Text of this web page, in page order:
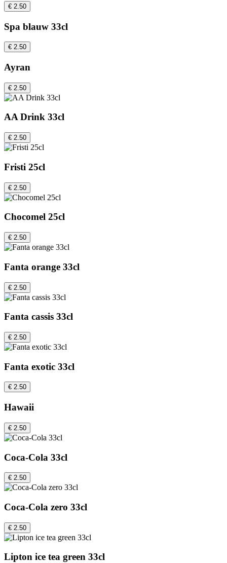
€ 2.50
Spa blauw 33cl
€ 2.50
Ayran
€ 2.50
AA Drink 33cl
€ 2.50
Fristi 25cl
€ 2.50
Chocomel 25cl
€ 2.50
Fanta orange 33cl
€ 2.50
Fanta cassis 33cl
€ 2.50
Fanta exotic 33cl
€ 2.50
Hawaii
€ 2.50
Coca-Cola 33cl
€ 2.50
Coca-Cola zero 33cl
€ 2.50
Lipton ice tea green 33cl